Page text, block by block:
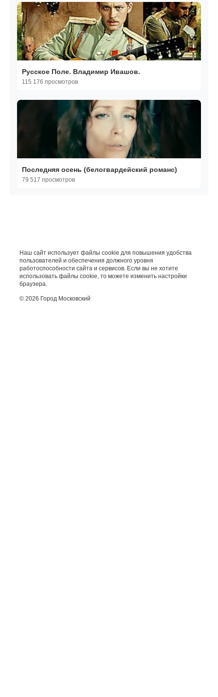
Русское Поле. Владимир Ивашов.
115 176 просмотров
Последняя осень (белогвардейский романс)
79 517 просмотров
Наш сайт использует файлы cookie для повышения удобства
пользователей и обеспечения должного уровня
работоспособности сайта и сервисов. Если вы не хотите
использовать файлы cookie, то можете изменить настройки
браузера.
© 2026 Город Московский